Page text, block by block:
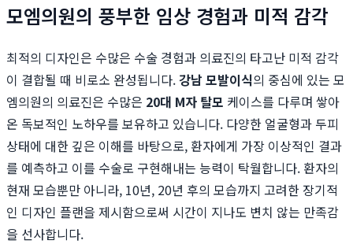
모엠의원의 풍부한 임상 경험과 미적 감각
최적의 디자인은 수많은 수술 경험과 의료진의 타고난 미적 감각
이 결합될 때 비로소 완성됩니다.강남 모발이식의 중심에 있는 모
엠의원의 의료진은 수많은 20대 M자 탈모 케이스를 다루며 쌓아
온 독보적인 노하우를 보유하고 있습니다. 다양한 얼굴형과 두피
상태에 대한 깊은 이해를 바탕으로, 환자에게 가장 이상적인 결과
를 예측하고 이를 수술로 구현해내는 능력이 탁월합니다. 환자의
현재 모습뿐만 아니라, 10년, 20년 후의 모습까지 고려한 장기적
인 디자인 플랜을 제시함으로써 시간이 지나도 변치 않는 만족감
을 선사합니다.